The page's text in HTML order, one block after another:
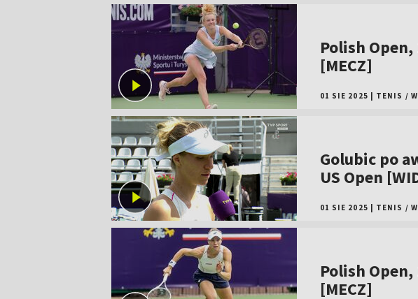
Polish
[MECZ]
01 SIE 2025 TENIS /
Golubic po
US Open
01 SIE 2025 TENIS /
Polish
[MECZ]